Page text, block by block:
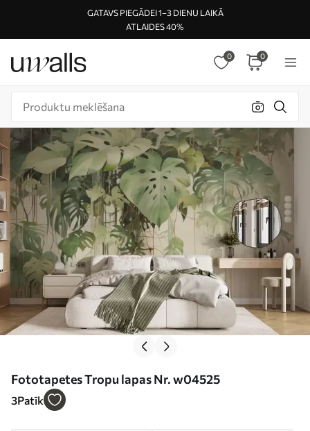
GATAVS PIEGĀDEI 1–3 DIENU LAIKĀ
ATLAIDES 40%
0 0
Fototapetes Tropu lapas Nr. w04525
3Patīk